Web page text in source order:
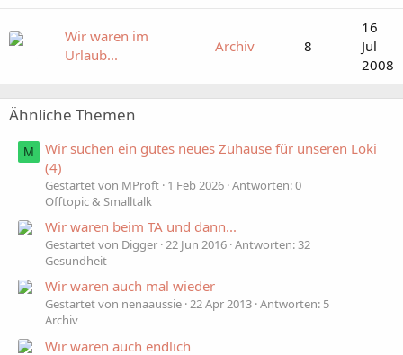
Wir waren im
Urlaub...
Archiv 8
16
Jul
2008
Ähnliche Themen
M
Wir suchen ein gutes neues Zuhause für unseren Loki
(4)
Gestartet von MProft 1 Feb 2026 Antworten: 0
Offtopic & Smalltalk
Wir waren beim TA und dann...
Gestartet von Digger 22 Jun 2016 Antworten: 32
Gesundheit
Wir waren auch mal wieder
Gestartet von nenaaussie 22 Apr 2013 Antworten: 5
Archiv
Wir waren auch endlich